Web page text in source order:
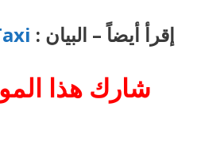
إقرأ أيضاً – البيان :
شارك هذا